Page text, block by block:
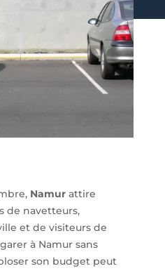
Namurattire
de navetteurs,
et de visiteurs de
à Namur sans
son budget peut